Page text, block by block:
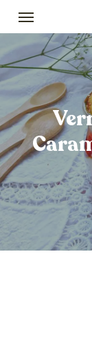
Skip
main
content
Menu